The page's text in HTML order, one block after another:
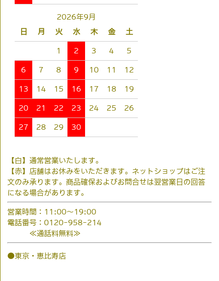
2026年9月
日
月 火 水 木 金 土
1 2 3 4 5
6 7 8 9 10 11 12
13 14 15 16 17 18 19
20 21 22 23 24 25 26
27 28 29 30
【白】通常営業いたします。
【赤】店舗はお休みをいただきます。ネットショップはご注
文のみ承ります。商品確保およびお問合せは翌営業日の回答
になる場合があります。
営業時間：11:00～19:00
電話番号：0120-958-214
≪通話料無料≫
●東京・恵比寿店